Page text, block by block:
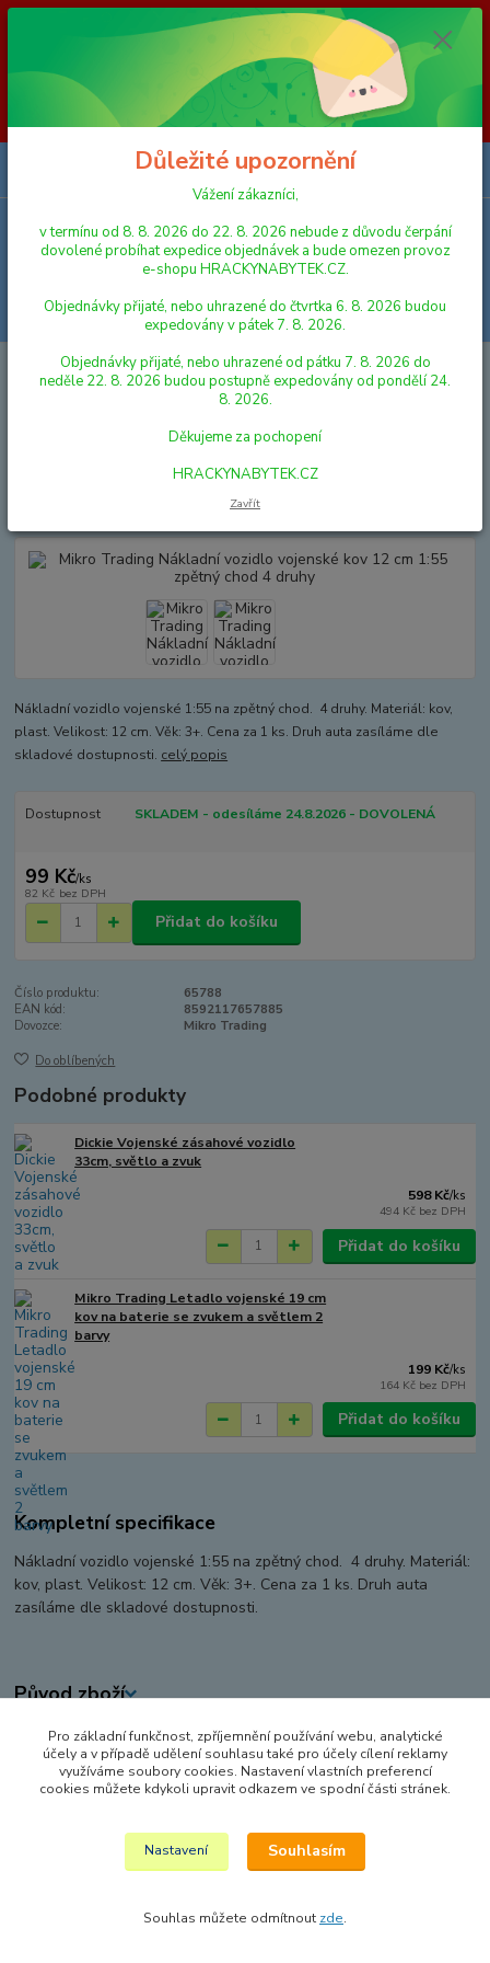
Vážení zákazníci, v termínu od 8. 8. 2026 do 23. 8. 2026 nebude z
důvodu čerpání dovolené probíhat expedice objednávek a bude omezen
provoz e-shopu HRACKYNABYTEK.CZ. Objednávky přijaté, nebo
uhrazené do čtvrtka 6. 8. 2026 budou expedovány v pátek 7. 8. 2026.
Objednávky přijaté, nebo uhrazené od pátku 7. 8. 2026 do neděle 23. 8.
2026 budou postupně expedovány od pondělí 24. 8. 2026. Děkujeme za
pochopení HRACKYNABYTEK.CZ
Menu
Hledat
AUTA, LODĚ, LETADLA
Mikro Trading Nákladní vozidlo vojenské
kov 12 cm 1:55 zpětný chod 4 druhy
Mikro Trading Nákladní vozidlo
vojenské kov 12 cm 1:55 zpětný
Nákladní vozidlo vojenské 1:55 na zpětný chod. 4 druhy. Materiál: kov,
plast. Velikost: 12 cm. Věk: 3+. Cena za 1 ks. Druh auta zasíláme dle
skladové dostupnosti. celý popis
Dostupnost SKLADEM - odesíláme 24.8.2026 - DOVOLENÁ
99 Kč/ks
82 Kč bez DPH
Přidat do košíku
Číslo produktu:
65788
EAN kód:
8592117657885
Dovozce:
Mikro Trading
Do oblíbených
Podobné produkty
Dickie Vojenské zásahové vozidlo
33cm, světlo a zvuk
598 Kč/ks
494 Kč bez DPH
Přidat do košíku
Mikro Trading Letadlo vojenské 19 cm
kov na baterie se zvukem a světlem 2
barvy
199 Kč/ks
164 Kč bez DPH
Přidat do košíku
Kompletní specifikace
Nákladní vozidlo vojenské 1:55 na zpětný chod. 4 druhy. Materiál:
kov, plast. Velikost: 12 cm. Věk: 3+. Cena za 1 ks. Druh auta
zasíláme dle skladové dostupnosti.
Původ zboží
Zboží zařazeno v kategoriích
AUTA, LODĚ, LETADLA
Důležité upozornění
Vážení zákazníci,
v termínu od 8. 8. 2026 do 22. 8. 2026 nebude z důvodu čerpání
dovolené probíhat expedice objednávek a bude omezen provoz
e-shopu HRACKYNABYTEK.CZ.
Objednávky přijaté, nebo uhrazené do čtvrtka 6. 8. 2026 budou
expedovány v pátek 7. 8. 2026.
Objednávky přijaté, nebo uhrazené od pátku 7. 8. 2026 do
neděle 22. 8. 2026 budou postupně expedovány od pondělí 24.
8. 2026.
Děkujeme za pochopení
HRACKYNABYTEK.CZ
Zavřít
Pro základní funkčnost, zpříjemnění používání webu, analytické
účely a v případě udělení souhlasu také pro účely cílení reklamy
využíváme soubory cookies. Nastavení vlastních preferencí
cookies můžete kdykoli upravit odkazem ve spodní části stránek.
Nastavení Souhlasím
Souhlas můžete odmítnout zde.